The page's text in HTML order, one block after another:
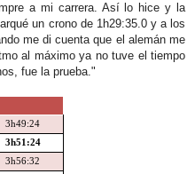
a mi carrera. Así lo hice y la
un crono de 1h29:35.0 y a los
me di cuenta que el alemán me
al máximo ya no tuve el tiempo
fue la prueba."
3h49:24
3h51:24
3h56:32